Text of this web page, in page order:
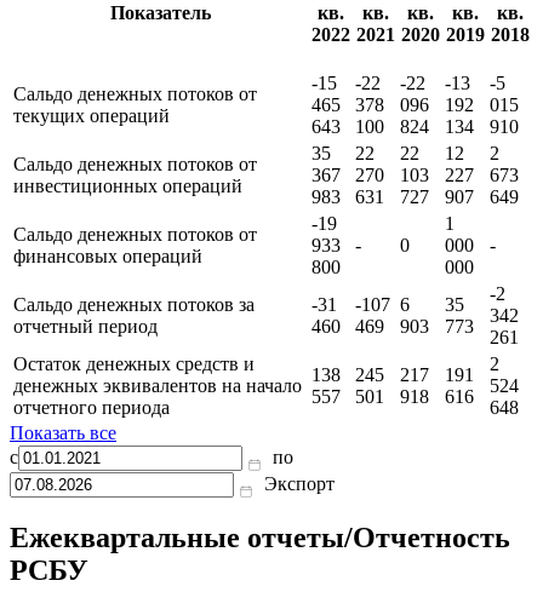
Показатель
кв.
2022
кв.
2021
кв.
2020
кв.
2019
кв.
2018
Сальдо денежных потоков от
текущих операций
-15
465
643
-22
378
100
-22
096
824
-13
192
134
-5
015
910
Сальдо денежных потоков от
инвестиционных операций
35
367
983
22
270
631
22
103
727
12
227
907
2
673
649
Сальдо денежных потоков от
финансовых операций
-19
933
800
- 0
1
000
000
-
Сальдо денежных потоков за
отчетный период
-31
460
-107
469
6
903
35
773
-2
342
261
Остаток денежных средств и
денежных эквивалентов на начало
отчетного периода
138
557
245
501
217
918
191
616
2
524
648
Показать все
с
по
Экспорт
Ежеквартальные отчеты/Отчетность
РСБУ